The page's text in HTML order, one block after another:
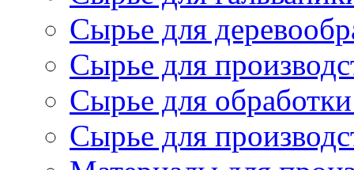
Сырье для
Сырье для
Сырье для
Сырье для